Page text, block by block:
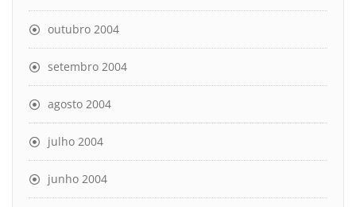
outubro 2004
setembro 2004
agosto 2004
julho 2004
junho 2004